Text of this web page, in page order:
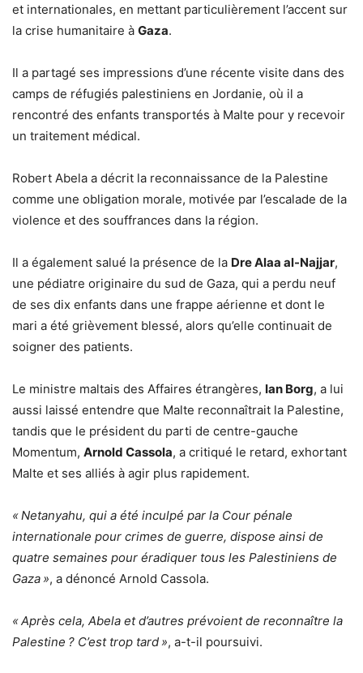
et internationales, en mettant particulièrement l’accent sur
la crise humanitaire à Gaza.
Il a partagé ses impressions d’une récente visite dans des
camps de réfugiés palestiniens en Jordanie, où il a
rencontré des enfants transportés à Malte pour y recevoir
un traitement médical.
Robert Abela a décrit la reconnaissance de la Palestine
comme une obligation morale, motivée par l’escalade de la
violence et des souffrances dans la région.
Il a également salué la présence de la Dre Alaa al-Najjar,
une pédiatre originaire du sud de Gaza, qui a perdu neuf
de ses dix enfants dans une frappe aérienne et dont le
mari a été grièvement blessé, alors qu’elle continuait de
soigner des patients.
Le ministre maltais des Affaires étrangères, Ian Borg, a lui
aussi laissé entendre que Malte reconnaîtrait la Palestine,
tandis que le président du parti de centre-gauche
Momentum, Arnold Cassola, a critiqué le retard, exhortant
Malte et ses alliés à agir plus rapidement.
« Netanyahu, qui a été inculpé par la Cour pénale
internationale pour crimes de guerre, dispose ainsi de
quatre semaines pour éradiquer tous les Palestiniens de
Gaza », a dénoncé Arnold Cassola.
« Après cela, Abela et d’autres prévoient de reconnaître la
Palestine ? C’est trop tard », a-t-il poursuivi.